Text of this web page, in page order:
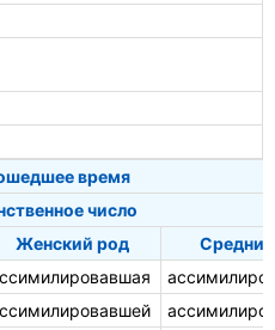
время
число
Женский род